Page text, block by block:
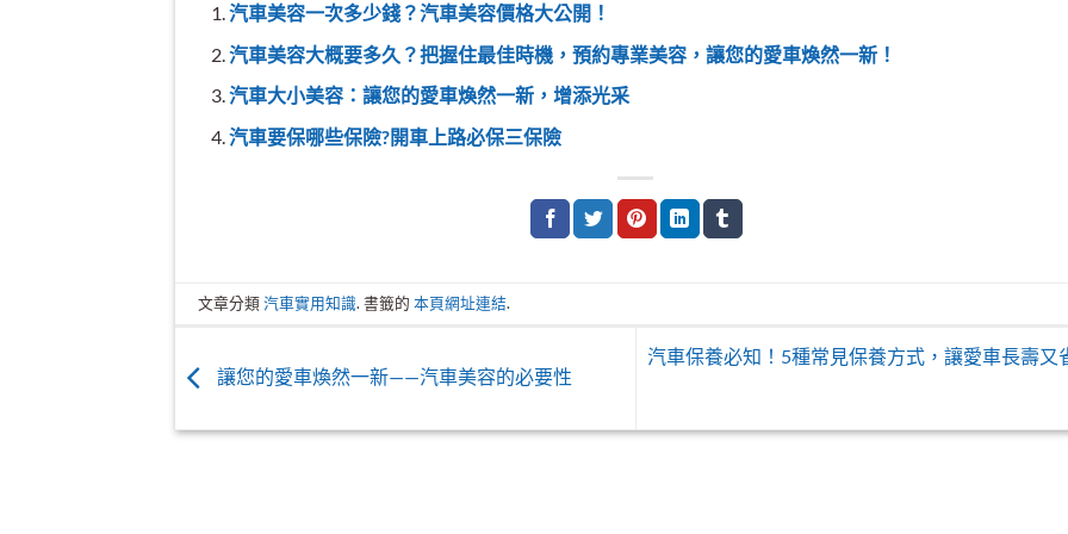
汽車美容一次多少錢？汽車美容價格大公開！
汽車美容大概要多久？把握住最佳時機，預約專業美容，讓您的愛車煥然一新！
汽車大小美容：讓您的愛車煥然一新，增添光采
汽車要保哪些保險?開車上路必保三保險
文章分類汽車實用知識. 書籤的本頁網址連結.
讓您的愛車煥然一新——汽車美容的必要性
汽車保養必知！5種常見保養方式，讓愛車長壽又